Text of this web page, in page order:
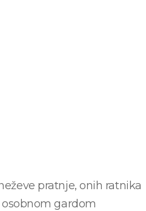
pratnje, onih ratnika
osobnom gardom